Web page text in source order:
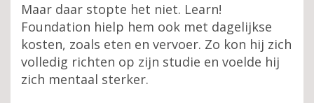
Maar daar stopte het niet. Learn!
Foundation hielp hem ook met dagelijkse
kosten, zoals eten en vervoer. Zo kon hij zich
volledig richten op zijn studie en voelde hij
zich mentaal sterker.